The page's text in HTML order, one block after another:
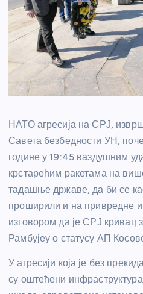
НАТО агресија на СРЈ,
Савета безбедности УН,
године у 19:45 ваздушним
крстарећим ракетама на
тадашње државе, да би се
проширили и на привредне и
изговором да је СРЈ кривац
Рамбујеу о статусу АП
У агресији која је без
су оштећени